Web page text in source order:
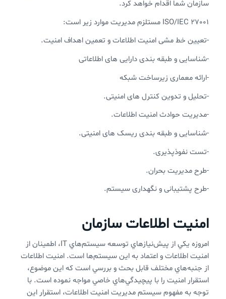
سازمان شما اقدام خواهد کرد.
ISO/IEC 27001 مستلزم مدیریت موارد زیر است:
-تعیین خط مشی امنیت اطلاعات و تعمین اهداف امنیت.
-شناسایی و طبقه بندی دارایی های اطلاعاتی
-ارائه معماری زیرساخت شبکه
-تحلیل و تدوین کنترل های امنیتی.
-مدیریت حوادث امنیت اطلاعات.
-شناسایی و طبقه بندی ریسک های امنیتی.
-تست نفوذپذیری.
-طرح مدیریت بحران.
-طرح پشتیبانی و نگهداری سیستم.
امنیت اطلاعات سازمان
امروزه يكي از پيش‌نيازهاي توسعه سيستم‌هاي IT، اطمينان از
امنيت اطلاعات و اعتماد به اين سيستم‌ها است. امنيت اطلاعات
از جنبه‌هاي مختلف قابل بحث و بررسي است كه اين موضوع،
استقرار امنيت را با پيچيدگي‌هاي خاصي مواجه نموده است. با
توجه به مفهوم سيستم مديريت امنيت اطلاعات، استقرار اين